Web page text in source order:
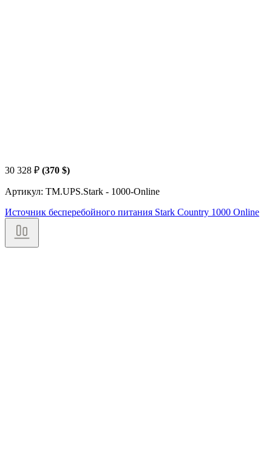
30 328 ₽ (370 $)
Артикул: TM.UPS.Stark - 1000-Online
Источник бесперебойного питания Stark Country 1000 Online